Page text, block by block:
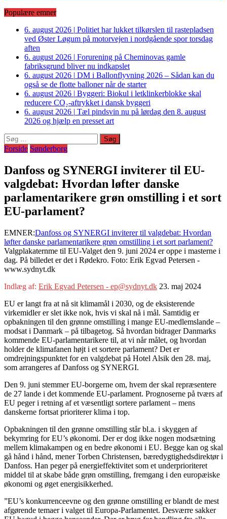
Populære emner
6. august 2026 | Politiet har lukket tilkørslen til rastepladsen
ved Øster Løgum på motorvejen i nordgående spor torsdag
aften
6. august 2026 | Forurening på Cheminovas gamle
fabriksgrund bliver nu indkapslet
6. august 2026 | DM i Ballonflyvning 2026 – Sådan kan du
også se de flotte balloner når de starter
6. august 2026 | Byggeri: Biokul i letklinkerblokke skal
reducere CO₂-aftrykket i dansk byggeri
6. august 2026 | Tæl pindsvin nu på lørdag den 8. august
2026 og hjælp en presset art
Søg
efter:
Forside Sønderborg
Danfoss og SYNERGI inviterer til EU-
valgdebat: Hvordan løfter danske
parlamentarikere grøn omstilling i et sort
EU-parlament?
EMNER:Danfoss og SYNERGI inviterer til valgdebat: Hvordan
løfter danske parlamentarikere grøn omstilling i et sort parlament?
Valgplakaternme til EU-Valget den 9. juni 2024 er oppe i masterne i
dag. På billedet er det i Rødekro. Foto: Erik Egvad Petersen -
www.sydnyt.dk
Indlæg af: Erik Egvad Petersen - ep@sydnyt.dk 23. maj 2024
EU er langt fra at nå sit klimamål i 2030, og de eksisterende
virkemidler er slet ikke nok, hvis vi skal nå i mål. Samtidig er
opbakningen til den grønne omstilling i mange EU-medlemslande –
modsat i Danmark – på tilbagetog. Så hvordan bidrager Danmarks
kommende EU-parlamentarikere til, at vi når målet, og hvordan
holder de klimafanen højt i et sortere parlament? Det er
omdrejningspunktet for en valgdebat på Hotel Alsik den 28. maj,
som arrangeres af Danfoss og SYNERGI.
Den 9. juni stemmer EU-borgerne om, hvem der skal repræsentere
de 27 lande i det kommende EU-parlament. Prognoserne på tværs af
EU peger i retning af et væsentligt sortere parlament – mens
danskerne fortsat prioriterer klima i top.
Opbakningen til den grønne omstilling står bl.a. i skyggen af
bekymring for EU’s økonomi. Der er dog ikke nogen modsætning
mellem klimakampen og en bedre økonomi i EU. Begge kan og skal
gå hånd i hånd, mener Torben Christensen, bæredygtighedsdirektør i
Danfoss. Han peger på energieffektivitet som et underprioriteret
middel til at skabe både grøn omstilling, fremgang i den europæiske
økonomi og øget energisikkerhed.
”EU’s konkurrenceevne og den grønne omstilling er blandt de mest
afgørende temaer i valget til Europa-Parlamentet. Desværre sakker